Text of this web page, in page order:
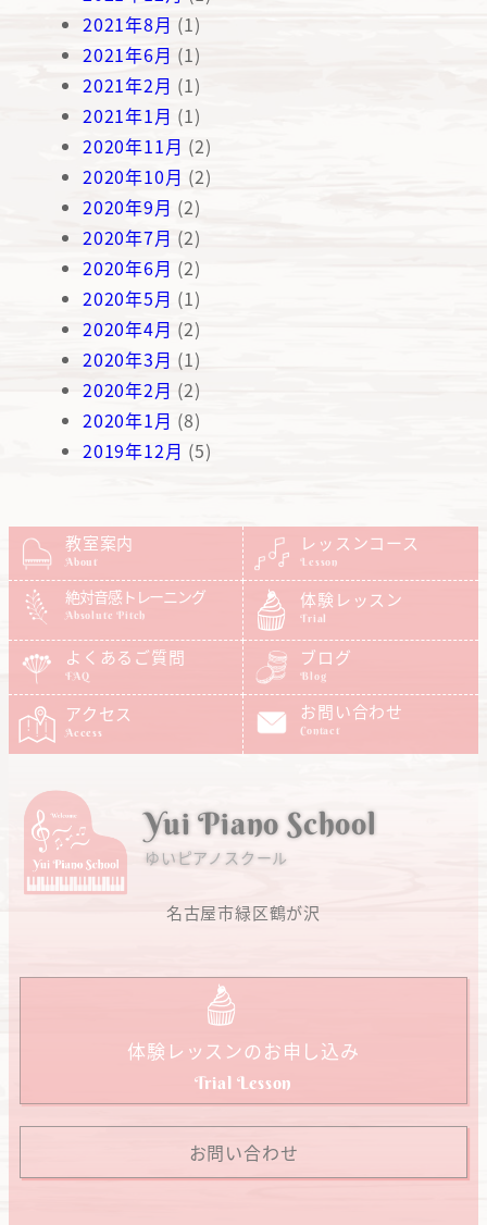
2021年8月 (1)
2021年6月 (1)
2021年2月 (1)
2021年1月 (1)
2020年11月 (2)
2020年10月 (2)
2020年9月 (2)
2020年7月 (2)
2020年6月 (2)
2020年5月 (1)
2020年4月 (2)
2020年3月 (1)
2020年2月 (2)
2020年1月 (8)
2019年12月 (5)
教室案内
About
レッスンコース
Lesson
絶対音感トレーニング
Absolute Pitch
体験レッスン
Trial
よくあるご質問
FAQ
ブログ
Blog
アクセス
Access
お問い合わせ
Contact
Yui Piano School
ゆいピアノスクール
名古屋市緑区鶴が沢
体験レッスンのお申し込み
Trial Lesson
お問い合わせ